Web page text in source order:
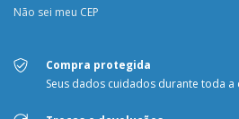
Não sei meu CEP
Compra protegida
Seus dados cuidados durante toda a